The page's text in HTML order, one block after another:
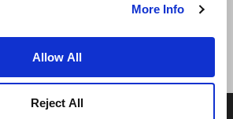
More Info
Allow All
Reject All
Frasers Hospitality Pte Ltd. 隶属于 Frasers